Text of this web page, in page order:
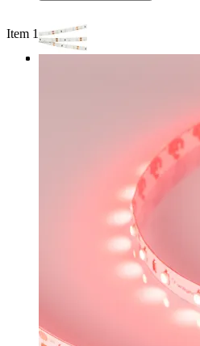
Item 1 of 3